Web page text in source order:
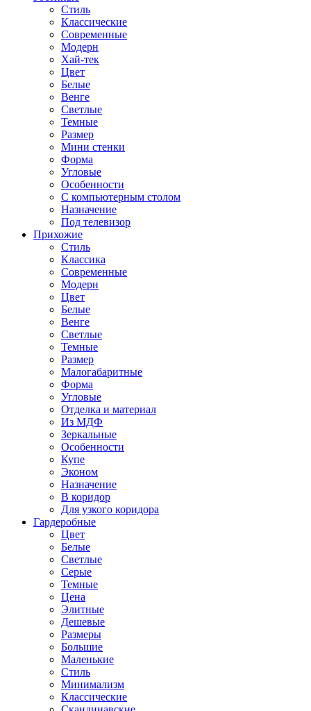
Стиль
Классические
Современные
Модерн
Хай-тек
Цвет
Белые
Венге
Светлые
Темные
Размер
Мини стенки
Форма
Угловые
Особенности
С компьютерным столом
Назначение
Под телевизор
Прихожие
Стиль
Классика
Современные
Модерн
Цвет
Белые
Венге
Светлые
Темные
Размер
Малогабаритные
Форма
Угловые
Отделка и материал
Из МДФ
Зеркальные
Особенности
Купе
Эконом
Назначение
В коридор
Для узкого коридора
Гардеробные
Цвет
Белые
Светлые
Серые
Темные
Цена
Элитные
Дешевые
Размеры
Большие
Маленькие
Стиль
Минимализм
Классические